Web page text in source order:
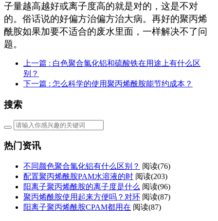
子量越高越好或离子度高的就是对的，这是不对
的。俗话说的好偏方治偏方治大病。再好的聚丙烯
酰胺如果加要不适合的废水里面，一样解决不了问
题。
上一篇 : 白色聚合氯化铝和硫酸铁在用途上有什么区
别？
下一篇 : 怎么科学的使用聚丙烯酰胺能节约成本？
搜索
热门资讯
不同颜色聚合氯化铝有什么区别？ 阅读(76)
配置聚丙烯酰胺PAM水溶液的时 阅读(203)
阳离子聚丙烯酰胺的离子度是什么 阅读(96)
聚丙烯酰胺使用起来方便吗？对环 阅读(87)
阳离子聚丙烯酰胺CPAM都用在 阅读(87)